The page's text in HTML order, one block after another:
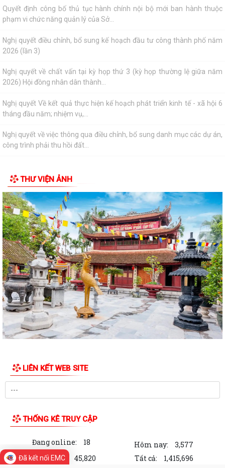
Nghị quyết Về kết quả thực hiện kế hoạch phát triển kinh tế - xã hội 6
Nghị quyết về việc thông qua điều chỉnh, bổ sung danh mục các dự án,
Nghị quyết Sửa đổi, bổ sung bảng giá đất lần đầu trên địa bàn thành
Hưởng ứng Ngày Thế giới phòng, chống mua bán người và Ngày toàn
Quyết định Ban hành Quy chế nội bộ về phát ngôn và cung cấp thông
Danh sách Người phát ngôn và cung cấp thông tin cho báo chí xã Vĩnh
Bảo
Khai thác tài liệu số phục vụ công tác phổ biến, giáo dục pháp luật và
Chatbox AI Trợ giúp pháp luật
Thông báo Kết quả Kỳ họp thứ 3 (Kỳ họp thường lệ giữa năm 2026)
HĐND thành phố khóa XVII, nhiệm kỳ...
Quyết định công bố danh mục thủ tục hành chính ban hành mới lĩnh
vực điện lực thuộc phạm vi, chức...
Quyết định số 2995/QĐ-UBND ngày 29/7/2026 của Uỷ ban nhân dân
thành phố về việc Công bố danh mục...
Hội Nông dân xã Vĩnh Bảo tích cực ra quân đánh diệt chuột, bảo vệ lúa
Quyết định số 2958/QĐ-UBND về việc phê duyệt quy trình nội bộ giải
quyết thủ tục hành chính thuộc...
xã Vĩnh Bảo, thành phố Hải...
XÃ VĨNH BẢO TRAO TẶNG KỶ NIỆM CHƯƠNG “BẢO VỆ AN NINH TỔ
THƯ VIỆN ẢNH
LIÊN KẾT WEB SITE
THỐNG KÊ TRUY CẬP
Đang online: 18 Hôm nay:
3,577
Trong tuần:
45,820 Tất cả: 1,415,696
Đã kết nối EMC